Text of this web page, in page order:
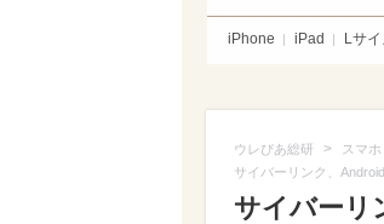
iPhone iPad Lサ
ウレぴあ総研 > スマ
サイバーリンク、
サイバーリ